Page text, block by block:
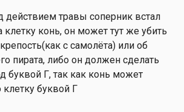
действием травы соперник встал
конь, он может тут же убить
с самолёта) или об
пирата, либо он должен сделать
буквой Г, так как конь может
буквой Г